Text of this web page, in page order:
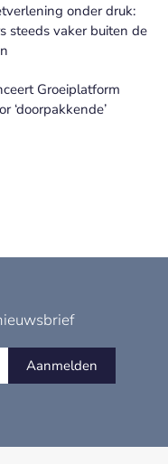
onder druk:
steeds vaker buiten de
Groeiplatform
‘doorpakkende’
Aanmelden